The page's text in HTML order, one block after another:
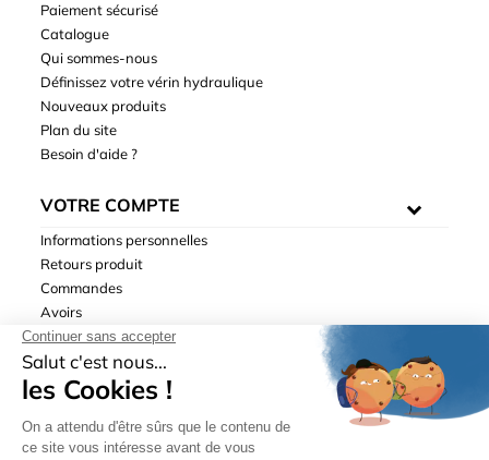
Paiement sécurisé
Catalogue
Qui sommes-nous
Définissez votre vérin hydraulique
Nouveaux produits
Plan du site
Besoin d'aide ?
VOTRE COMPTE
Informations personnelles
Retours produit
Commandes
Avoirs
Adresses
Bons de réduction